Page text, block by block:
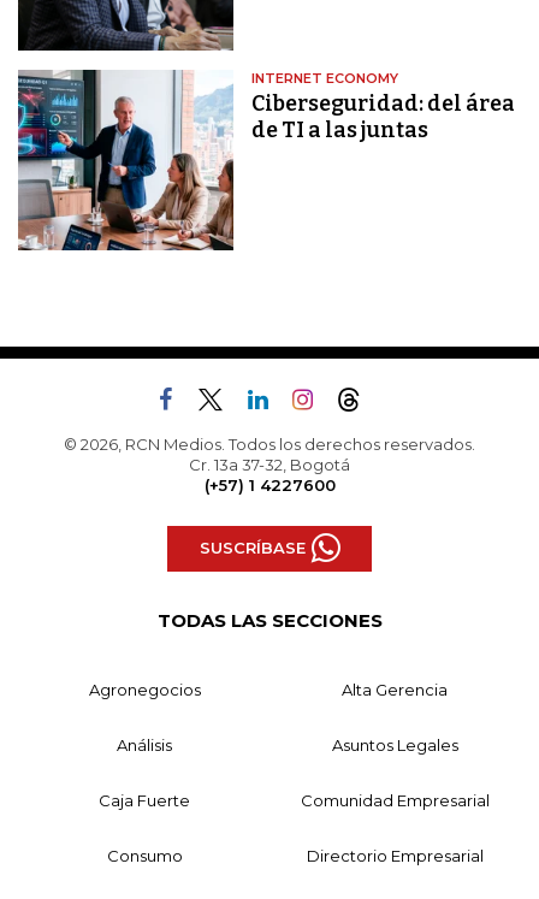
INTERNET ECONOMY
Ciberseguridad: del área
de TI a las juntas
© 2026, RCN Medios. Todos los derechos reservados.
Cr. 13a 37-32, Bogotá
(+57) 1 4227600
SUSCRÍBASE
TODAS LAS SECCIONES
Agronegocios Alta Gerencia
Análisis Asuntos Legales
Caja Fuerte Comunidad Empresarial
Consumo Directorio Empresarial